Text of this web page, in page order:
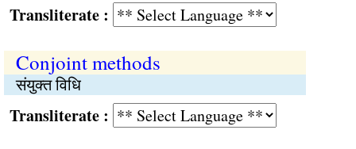
:
Conjoint methods
संयुक्त विधि
: